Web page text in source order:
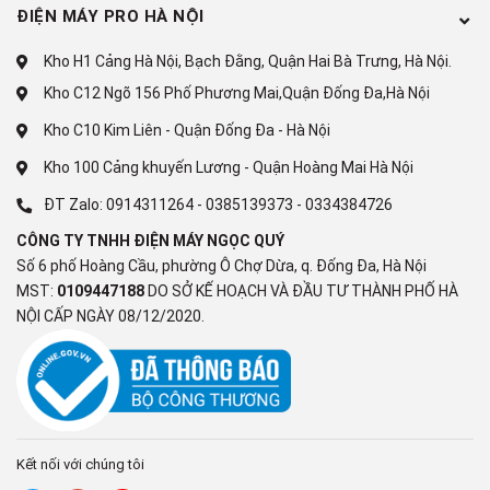
Latency Mode (ALLM)
Chế độ game HGiG
Bộ vi xử lý Bộ xử lý α7 AI 4K thế hệ thứ 8
Tần số quét thực
CÔNG NGHỆ ÂM THANH
Tổng công suất
loa
ĐIỆN MÁY PRO HÀ NỘI
Kho H1 Cảng Hà Nội, Bạch Đằng, Quận Hai Bà Trưng, Hà Nội.
Kho C12 Ngõ 156 Phố Phương Mai,Quận Đống Đa,Hà Nội
Kho C10 Kim Liên - Quận Đống Đa - Hà Nội
Kho 100 Cảng khuyến Lương - Quận Hoàng Mai Hà Nội
ĐT Zalo: 0914311264 - 0385139373 - 0334384726
CÔNG TY TNHH ĐIỆN MÁY NGỌC QUÝ
Số 6 phố Hoàng Cầu, phường Ô Chợ Dừa, q. Đống Đa, Hà Nội
MST: 0109447188 DO SỞ KẾ HOẠCH VÀ ĐẦU TƯ THÀNH PHỐ HÀ
NỘI CẤP NGÀY 08/12/2020.
Kết nối với chúng tôi